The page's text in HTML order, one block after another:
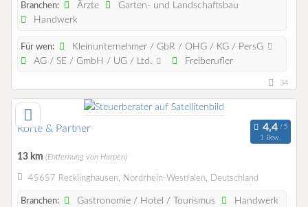
Branchen: Ärzte
Garten- und Landschaftsbau
Handwerk
Für wen:
Kleinunternehmer / GbR / OHG / KG / PersG
AG / SE / GmbH / UG / Ltd.
Freiberufler
34
Korte & Partner
1 Bew.
13 km (Entfernung von Harpen)
45657 Recklinghausen, Nordrhein-Westfalen, Deutschland
Branchen: Gastronomie / Hotel / Tourismus
Handwerk